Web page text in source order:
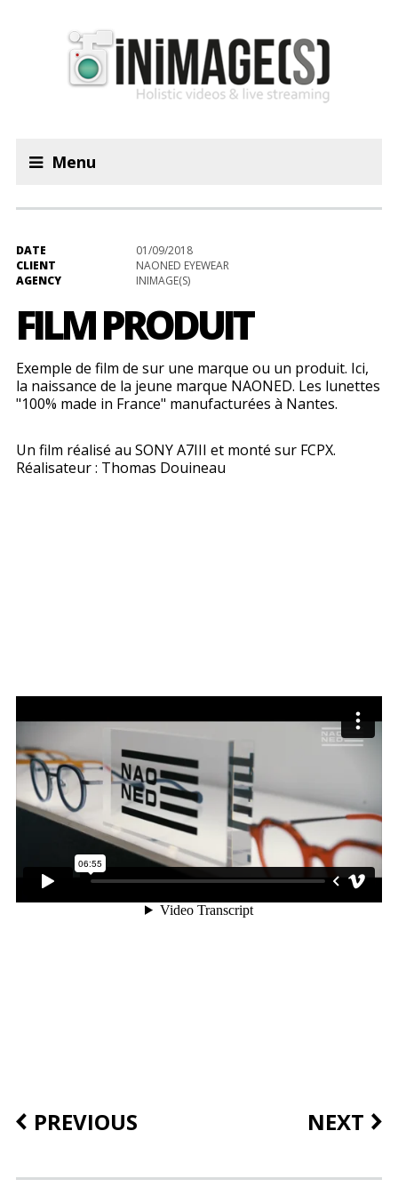
Menu
DATE
01/09/2018
CLIENT
NAONED EYEWEAR
AGENCY
INIMAGE(S)
FILM PRODUIT
Exemple de film de sur une marque ou un produit. Ici,
la naissance de la jeune marque NAONED. Les lunettes
"100% made in France" manufacturées à Nantes.
Un film réalisé au SONY A7III et monté sur FCPX.
Réalisateur : Thomas Douineau
PREVIOUS NEXT